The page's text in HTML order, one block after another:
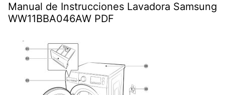
Manual de Instrucciones Lavadora Samsung
WW11BBA046AW PDF